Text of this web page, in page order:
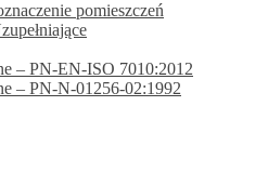
pomieszczeń
– PN-EN-ISO 7010:2012
– PN-N-01256-02:1992